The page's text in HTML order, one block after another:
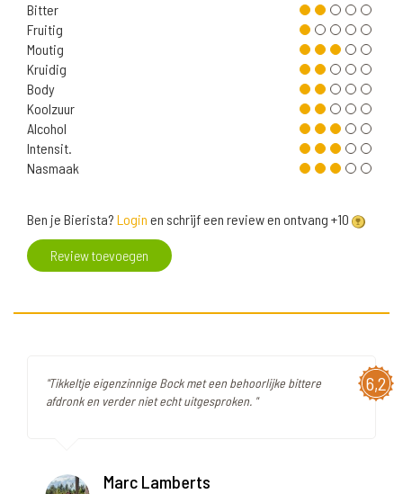
Bitter
Fruitig
Moutig
Kruidig
Body
Koolzuur
Alcohol
Intensit.
Nasmaak
Ben je Bierista? Login en schrijf een review en ontvang +10
Review toevoegen
6,2
"Tikkeltje eigenzinnige Bock met een behoorlijke bittere
afdronk en verder niet echt uitgesproken. "
Marc Lamberts